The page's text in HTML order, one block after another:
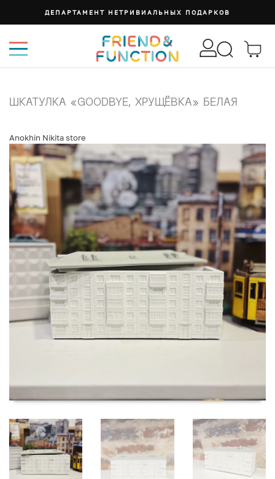
ДЕПАРТАМЕНТ НЕТРИВИАЛЬНЫХ ПОДАРКОВ
ШКАТУЛКА «GOODBYE, ХРУЩЁВКА» БЕЛАЯ
Anokhin Nikita store